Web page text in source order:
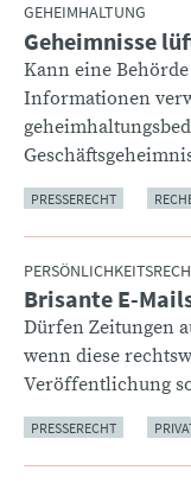
GEHEIMHALTUNG
:Geheimnisse
Kann eine
Informationen
PRESSERECHT
:Brisante E-
Dürfen Zeitungen
wenn diese
Veröffentlichung
PRESSERECHT